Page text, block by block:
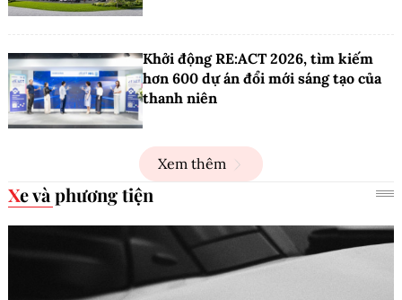
Khởi động RE:ACT 2026, tìm kiếm
hơn 600 dự án đổi mới sáng tạo của
thanh niên
Xem thêm
Xe và phương tiện